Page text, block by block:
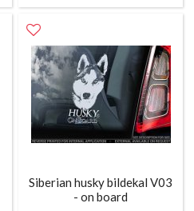
Siberian husky bildekal V03
- on board